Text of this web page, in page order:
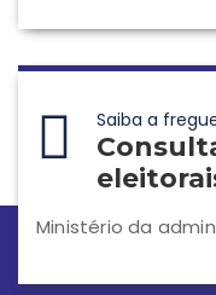
Saiba a
Ministério da